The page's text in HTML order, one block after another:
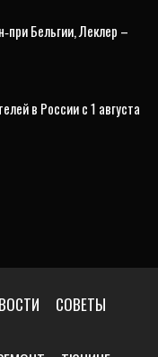
Бельгии, Леклер –
в России с 1 августа
СОВЕТЫ